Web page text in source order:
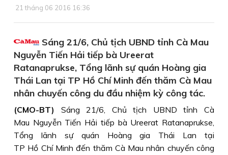
21 tháng 06 2016 16:36
Sáng 21/6, Chủ tịch UBND tỉnh Cà Mau
Nguyễn Tiến Hải tiếp bà Ureerat
Ratanaprukse, Tổng lãnh sự quán Hoàng gia
Thái Lan tại TP Hồ Chí Minh đến thăm Cà Mau
nhân chuyến công du đầu nhiệm kỳ công tác.
(CMO-BT) Sáng 21/6, Chủ tịch UBND tỉnh Cà
Mau Nguyễn Tiến Hải tiếp bà Ureerat Ratanaprukse,
Tổng lãnh sự quán Hoàng gia Thái Lan tại
TP Hồ Chí Minh đến thăm Cà Mau nhân chuyến công